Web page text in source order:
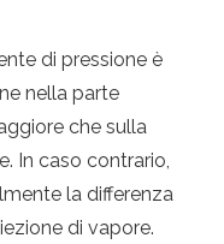
di pressione è
nella parte
che sulla
In caso contrario,
la differenza
di vapore.